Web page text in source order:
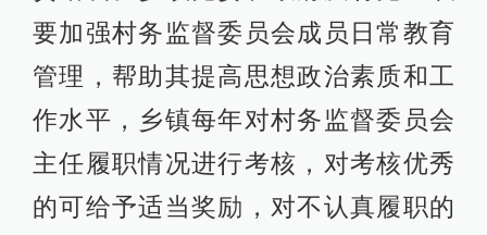
要加强村务监督委员会成员日常教育
管理，帮助其提高思想政治素质和工
作水平，乡镇每年对村务监督委员会
主任履职情况进行考核，对考核优秀
的可给予适当奖励，对不认真履职的